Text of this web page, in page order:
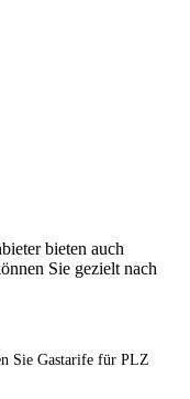
bieten auch
Sie gezielt nach
Sie Gastarife für PLZ